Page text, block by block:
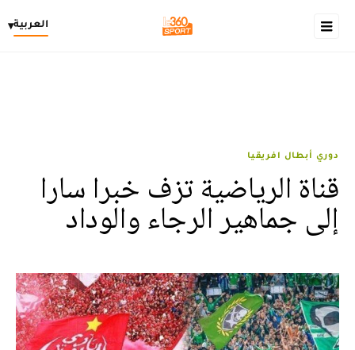
العربية▾
دوري أبطال افريقيا
قناة الرياضية تزف خبرا سارا
إلى جماهير الرجاء والوداد